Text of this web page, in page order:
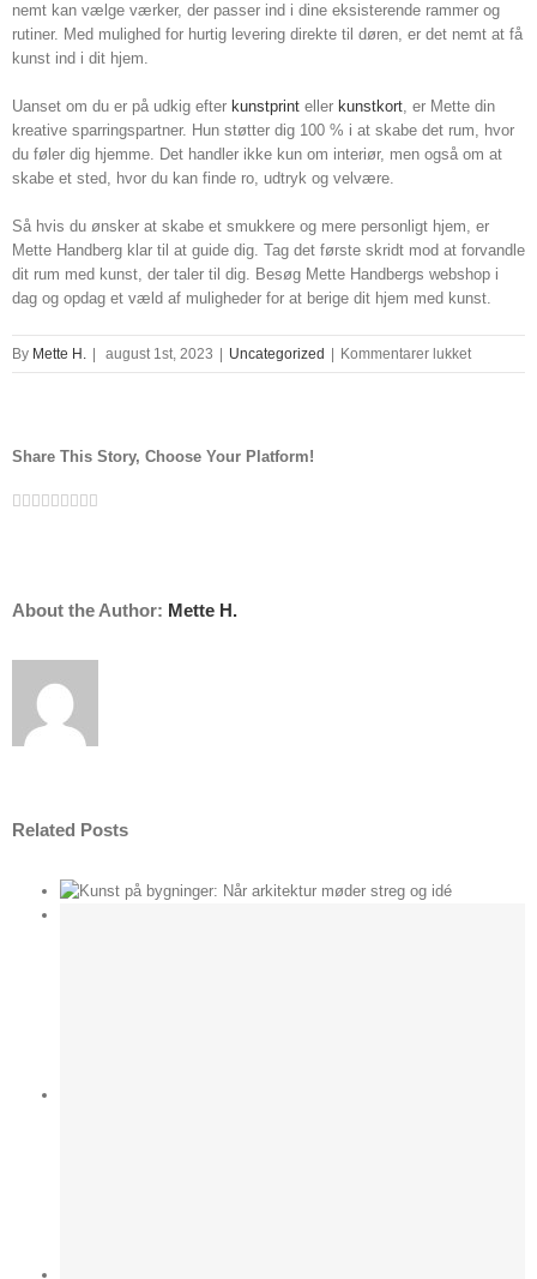
nemt kan vælge værker, der passer ind i dine eksisterende rammer og
rutiner. Med mulighed for hurtig levering direkte til døren, er det nemt at få
kunst ind i dit hjem.
Uanset om du er på udkig efter kunstprint eller kunstkort, er Mette din
kreative sparringspartner. Hun støtter dig 100 % i at skabe det rum, hvor
du føler dig hjemme. Det handler ikke kun om interiør, men også om at
skabe et sted, hvor du kan finde ro, udtryk og velvære.
Så hvis du ønsker at skabe et smukkere og mere personligt hjem, er
Mette Handberg klar til at guide dig. Tag det første skridt mod at forvandle
dit rum med kunst, der taler til dig. Besøg Mette Handbergs webshop i
dag og opdag et væld af muligheder for at berige dit hjem med kunst.
By Mette H. august 1st, 2023 Uncategorized Kommentarer lukkettil
dansk
Share This Story, Choose Your Platform!
Facebook
Twitter
Linkedin
Reddit
Tumblr
Google+
Pinterest
Vk
About the Author: Mette H.
Related Posts